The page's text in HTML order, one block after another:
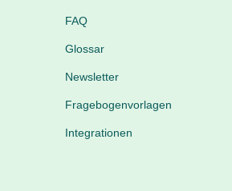
FAQ
Glossar
Newsletter
Fragebogenvorlagen
Integrationen